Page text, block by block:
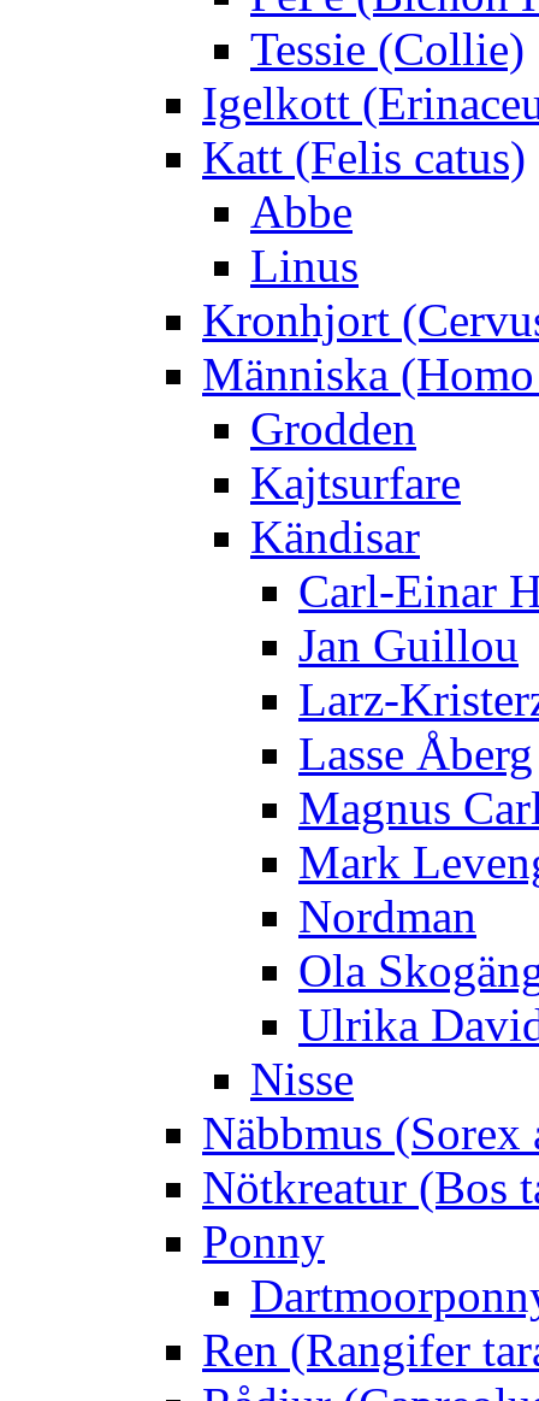
Tessie (Collie)
Igelkott
Katt (Felis catus)
Abbe
Linus
Kronhjort
Människa
Grodden
Kajtsurfare
Kändisar
Carl-Einar
Jan Guillou
Larz-
Lasse Åberg
Magnus
Mark
Nordman
Ola
Ulrika
Nisse
Näbbmus (Sorex
Nötkreatur (Bos
Ponny
Ren (Rangifer